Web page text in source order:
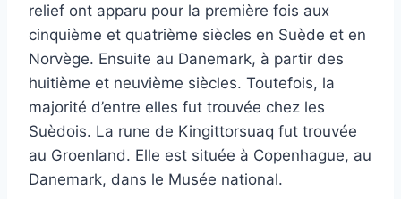
relief ont apparu pour la première fois aux
cinquième et quatrième siècles en Suède et en
Norvège. Ensuite au Danemark, à partir des
huitième et neuvième siècles. Toutefois, la
majorité d’entre elles fut trouvée chez les
Suèdois. La rune de Kingittorsuaq fut trouvée
au Groenland. Elle est située à Copenhague, au
Danemark, dans le Musée national.